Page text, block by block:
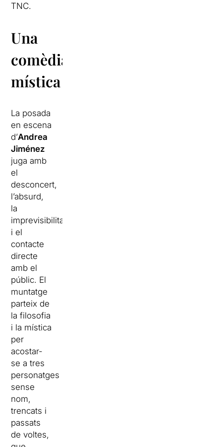
TNC.
Una
comèdia
mística
La posada
en escena
d’Andrea
Jiménez
juga amb
el
desconcert,
l’absurd,
la
imprevisibilitat
i el
contacte
directe
amb el
públic. El
muntatge
parteix de
la filosofia
i la mística
per
acostar-
se a tres
personatges
sense
nom,
trencats i
passats
de voltes,